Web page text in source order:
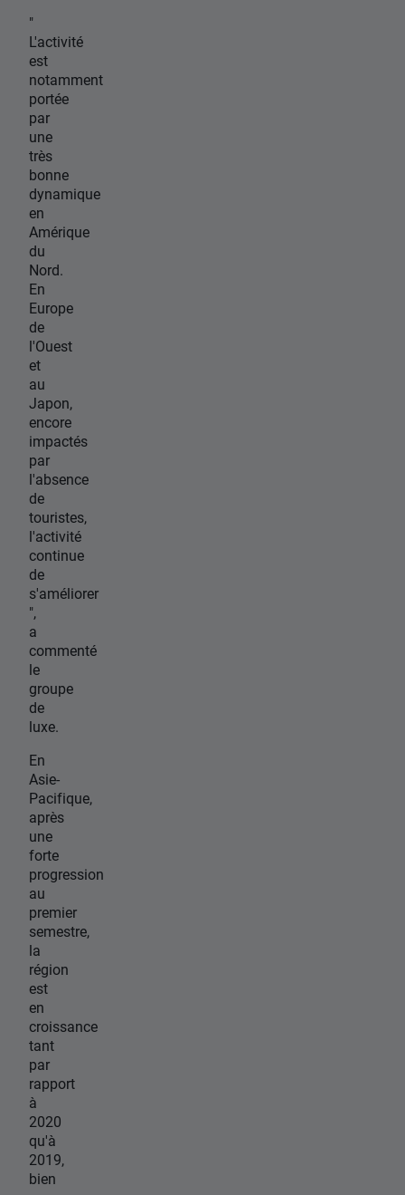
"
L'activité
est
notamment
portée
par
une
très
bonne
dynamique
en
Amérique
du
Nord.
En
Europe
de
l'Ouest
et
au
Japon,
encore
impactés
par
l'absence
de
touristes,
l'activité
continue
de
s'améliorer
",
a
commenté
le
groupe
de
luxe.
En
Asie-
Pacifique,
après
une
forte
progression
au
premier
semestre,
la
région
est
en
croissance
tant
par
rapport
à
2020
qu'à
2019,
bien